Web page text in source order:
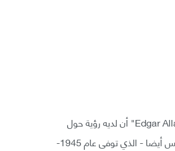
وخلال مطلع القرن العشرين قال الطبيب النفسي الامريكي إدجارآلان كايس " Edgar Allan Cayce" أن لديه رؤية حول
القاعة الموجودة تحت أبو الهول التي تحمل أسرارًا عن مكان وجود أطلانطس، و إدعى كايس أيضا - الذي توفى عام 1945-